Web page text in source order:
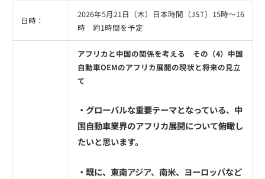
日時：
2026年5月21日（木）日本時間（JST）15時〜16
時 約1時間を予定
アフリカと中国の関係を考える その（4）中国
自動車OEMのアフリカ展開の現状と将来の見立
て
・グローバルな重要テーマとなっている、中
国自動車業界のアフリカ展開について俯瞰し
たいと思います。
・既に、東南アジア、南米、ヨーロッパなど